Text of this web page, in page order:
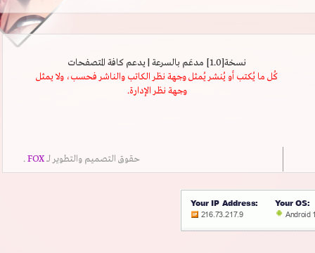
نسخة[1.0] مدعَم بالسرعة | يدعم كافة المتصفحات
كُل ما يُكتب أو يُنشر يُمثل وجهة نظر الكاتب والناشر فحسب، ولا يمثل
وجهة نظر الإدارة.
حقوق التصميم والتطوير لــFOX
.